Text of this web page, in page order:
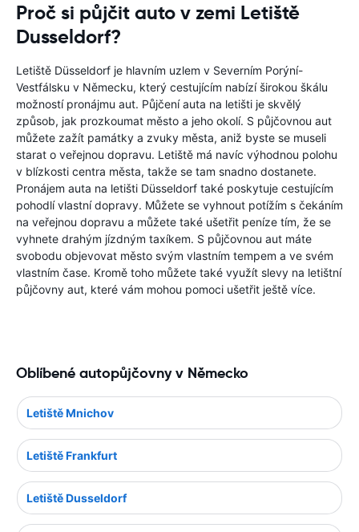
Proč si půjčit auto v zemi Letiště
Dusseldorf?
Letiště Düsseldorf je hlavním uzlem v Severním Porýní-
Vestfálsku v Německu, který cestujícím nabízí širokou škálu
možností pronájmu aut. Půjčení auta na letišti je skvělý
způsob, jak prozkoumat město a jeho okolí. S půjčovnou aut
můžete zažít památky a zvuky města, aniž byste se museli
starat o veřejnou dopravu. Letiště má navíc výhodnou polohu
v blízkosti centra města, takže se tam snadno dostanete.
Pronájem auta na letišti Düsseldorf také poskytuje cestujícím
pohodlí vlastní dopravy. Můžete se vyhnout potížím s čekáním
na veřejnou dopravu a můžete také ušetřit peníze tím, že se
vyhnete drahým jízdným taxíkem. S půjčovnou aut máte
svobodu objevovat město svým vlastním tempem a ve svém
vlastním čase. Kromě toho můžete také využít slevy na letištní
půjčovny aut, které vám mohou pomoci ušetřit ještě více.
Oblíbené autopůjčovny v Německo
Letiště Mnichov
Letiště Frankfurt
Letiště Dusseldorf